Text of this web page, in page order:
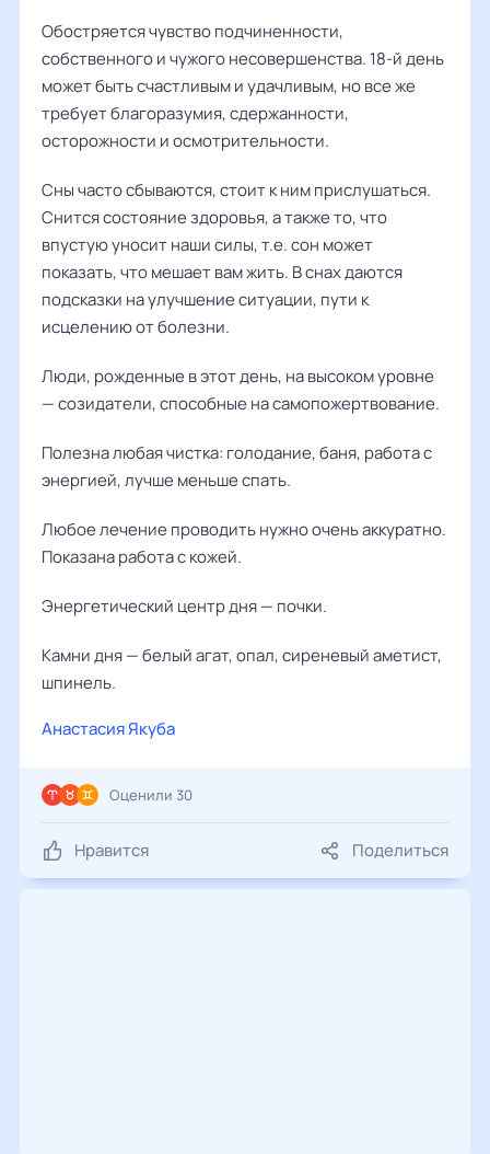
Обостряется чувство подчиненности,
собственного и чужого несовершенства. 18-й день
может быть счастливым и удачливым, но все же
требует благоразумия, сдержанности,
осторожности и осмотрительности.
Сны часто сбываются, стоит к ним прислушаться.
Снится состояние здоровья, а также то, что
впустую уносит наши силы, т.е. сон может
показать, что мешает вам жить. В снах даются
подсказки на улучшение ситуации, пути к
исцелению от болезни.
Люди, рожденные в этот день, на высоком уровне
— созидатели, способные на самопожертвование.
Полезна любая чистка: голодание, баня, работа с
энергией, лучше меньше спать.
Любое лечение проводить нужно очень аккуратно.
Показана работа с кожей.
Энергетический центр дня — почки.
Камни дня — белый агат, опал, сиреневый аметист,
шпинель.
Анастасия Якуба
Нравится Поделиться
Оценили 30